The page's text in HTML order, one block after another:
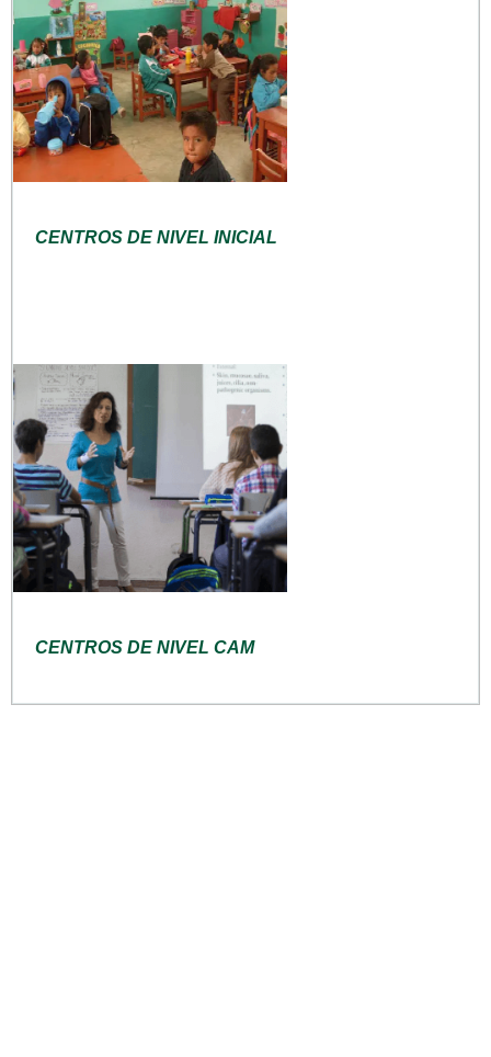
CENTROS DE NIVEL INICIAL
CENTROS DE NIVEL CAM